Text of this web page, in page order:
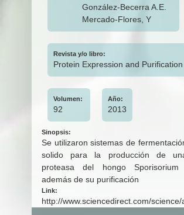
González-Becerra A.E.
Mercado-Flores, Y
Revista y/o libro:
Protein Expression and Purification
Volumen:
92
Año:
2013
Sinopsis:
Se utilizaron sistemas de
solido para la producción de
proteasa del hongo Sporisorium
además de su purificación
Link:
http://www.sciencedirect.com/